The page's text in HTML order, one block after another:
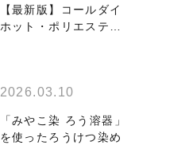
【最新版】コールダイ
ホット・ポリエステル
2026.03.10
「みやこ染 ろう溶器」
を使ったろうけつ染め